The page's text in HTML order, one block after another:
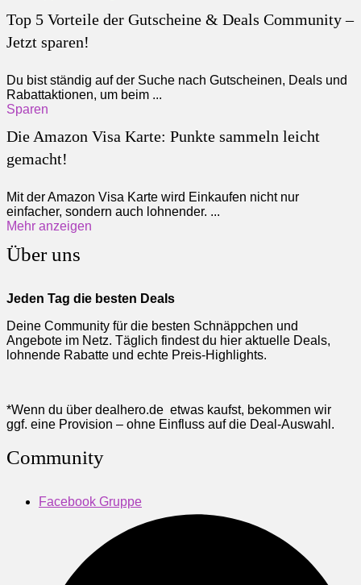
Top 5 Vorteile der Gutscheine & Deals Community –
Jetzt sparen!
Du bist ständig auf der Suche nach Gutscheinen, Deals und
Rabattaktionen, um beim ...
Sparen
Die Amazon Visa Karte: Punkte sammeln leicht
gemacht!
Mit der Amazon Visa Karte wird Einkaufen nicht nur
einfacher, sondern auch lohnender. ...
Mehr anzeigen
Über uns
Jeden Tag die besten Deals
Deine Community für die besten Schnäppchen und
Angebote im Netz. Täglich findest du hier aktuelle Deals,
lohnende Rabatte und echte Preis-Highlights.
*Wenn du über dealhero.de etwas kaufst, bekommen wir
ggf. eine Provision – ohne Einfluss auf die Deal-Auswahl.
Community
Facebook Gruppe